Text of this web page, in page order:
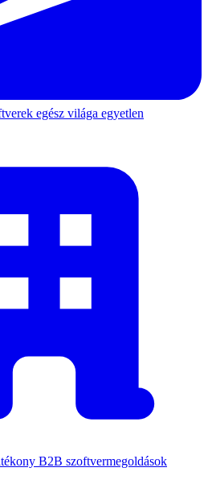
egész világa egyetlen
B2B szoftvermegoldások